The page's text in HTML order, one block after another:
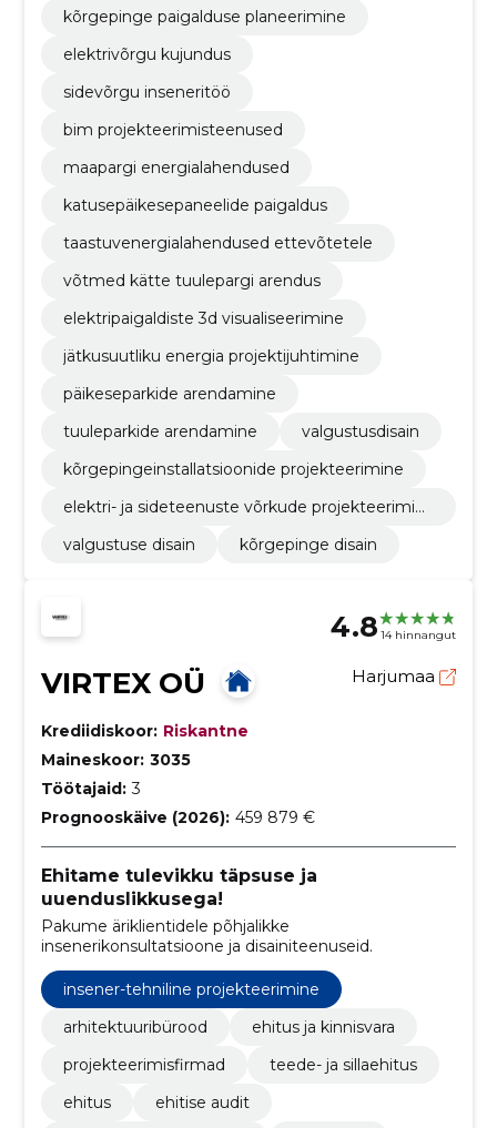
kõrgepinge paigalduse planeerimine
elektrivõrgu kujundus
sidevõrgu inseneritöö
bim projekteerimisteenused
maapargi energialahendused
katusepäikesepaneelide paigaldus
taastuvenergialahendused ettevõtetele
võtmed kätte tuulepargi arendus
elektripaigaldiste 3d visualiseerimine
jätkusuutliku energia projektijuhtimine
päikeseparkide arendamine
tuuleparkide arendamine
valgustusdisain
kõrgepingeinstallatsioonide projekteerimine
elektri- ja sideteenuste võrkude projekteerimin
valgustuse disain
kõrgepinge disain
4.8 14 hinnangut
VIRTEX OÜ Harjumaa
Krediidiskoor: Riskantne
Maineskoor: 3035
Töötajaid: 3
Prognooskäive (2026): 459 879 €
Ehitame tulevikku täpsuse ja
uuenduslikkusega!
Pakume äriklientidele põhjalikke
insenerikonsultatsioone ja disainiteenuseid.
insener-tehniline projekteerimine
arhitektuuribürood
ehitus ja kinnisvara
projekteerimisfirmad
teede- ja sillaehitus
ehitus
ehitise audit